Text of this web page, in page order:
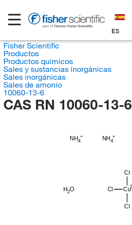
ES
Fisher Scientific
Productos
Productos químicos
Sales y sustancias inorgánicas
Sales inorgánicas
Sales de amonio
10060-13-6
CAS RN 10060-13-6
NH4 NH4
H2O
Cl
Cu
Cl
Cl